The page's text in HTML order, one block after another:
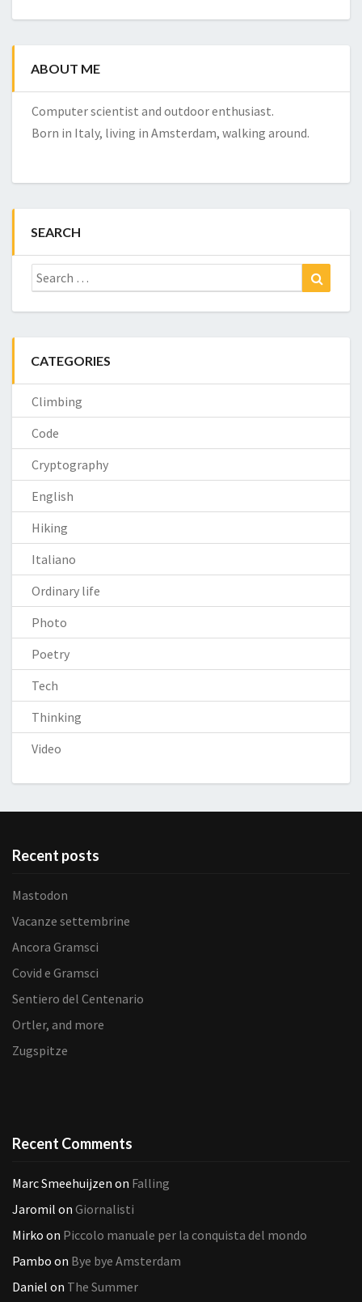
ABOUT ME
Computer scientist and outdoor enthusiast.
Born in Italy, living in Amsterdam, walking around.
SEARCH
Search
for:
CATEGORIES
Climbing
Code
Cryptography
English
Hiking
Italiano
Ordinary life
Photo
Poetry
Tech
Thinking
Video
Recent posts
Mastodon
Vacanze settembrine
Ancora Gramsci
Covid e Gramsci
Sentiero del Centenario
Ortler, and more
Zugspitze
Recent Comments
Marc Smeehuijzen on Falling
Jaromil on Giornalisti
Mirko on Piccolo manuale per la conquista del mondo
Pambo on Bye bye Amsterdam
Daniel on The Summer